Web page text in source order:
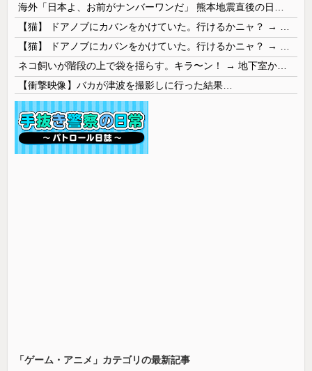
【衝撃映像】バカが津波を撮影しに行った結果…
「ゲーム・アニメ」カテゴリの最新記事